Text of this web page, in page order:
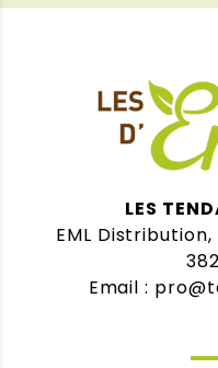
LES
EML
Email :